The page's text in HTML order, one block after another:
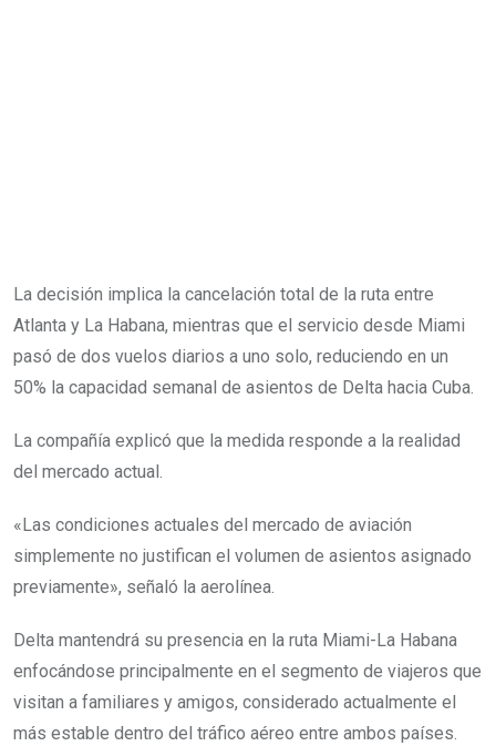
La decisión implica la cancelación total de la ruta entre
Atlanta y La Habana, mientras que el servicio desde Miami
pasó de dos vuelos diarios a uno solo, reduciendo en un
50% la capacidad semanal de asientos de Delta hacia Cuba.
La compañía explicó que la medida responde a la realidad
del mercado actual.
«Las condiciones actuales del mercado de aviación
simplemente no justifican el volumen de asientos asignado
previamente», señaló la aerolínea.
Delta mantendrá su presencia en la ruta Miami-La Habana
enfocándose principalmente en el segmento de viajeros que
visitan a familiares y amigos, considerado actualmente el
más estable dentro del tráfico aéreo entre ambos países.